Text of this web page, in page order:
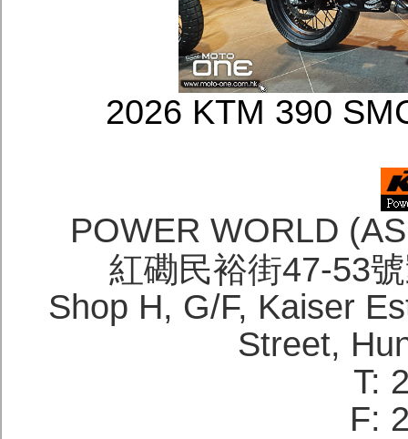
2026 KTM 390
POWER WORLD
紅磡民裕街47-53
Shop H, G/F, Kaiser
Street,
T:
F: